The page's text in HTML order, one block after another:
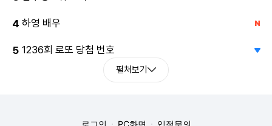
4 하영 배우
5 1236회 로또 당첨 번호
펼쳐보기
로그인 PC화면 입점문의